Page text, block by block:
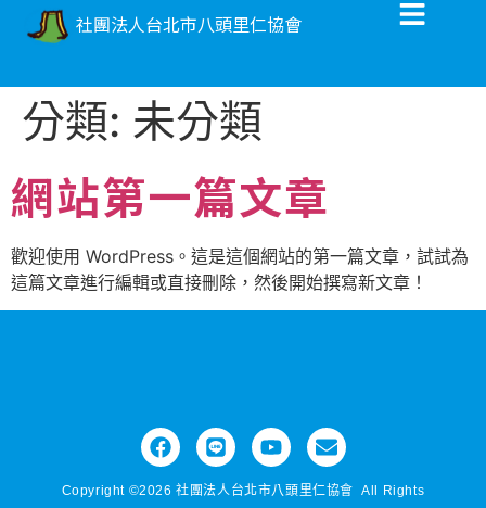
社團法人台北市八頭里仁協會
分類: 未分類
網站第一篇文章
歡迎使用 WordPress。這是這個網站的第一篇文章，試試為
這篇文章進行編輯或直接刪除，然後開始撰寫新文章！
Copyright ©2026 社團法人台北市八頭里仁協會 All Rights